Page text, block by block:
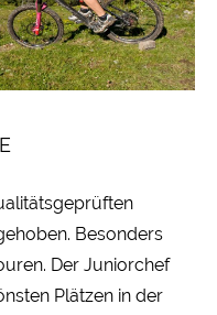
Besonders
Der Juniorchef
Plätzen in der